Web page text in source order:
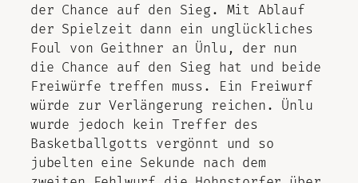
der Chance auf den Sieg. Mit Ablauf
der Spielzeit dann ein unglückliches
Foul von Geithner an Ünlu, der nun
die Chance auf den Sieg hat und beide
Freiwürfe treffen muss. Ein Freiwurf
würde zur Verlängerung reichen. Ünlu
wurde jedoch kein Treffer des
Basketballgotts vergönnt und so
jubelten eine Sekunde nach dem